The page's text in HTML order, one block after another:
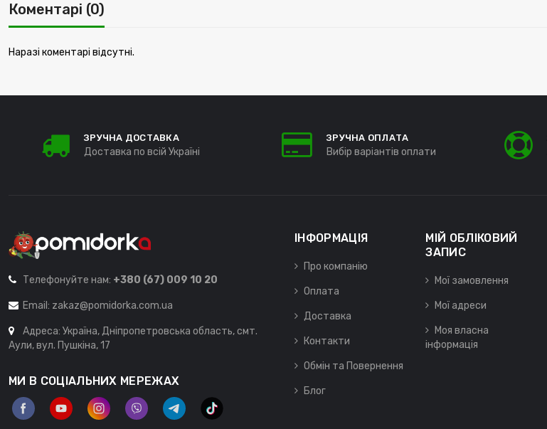
Коментарі (0)
Наразі коментарі відсутні.
ЗРУЧНА ДОСТАВКА
Доставка по всій Україні
ЗРУЧНА ОПЛАТА
Вибір варіантів оплати
Телефонуйте нам: +380 (67) 009 10 20
Email: zakaz@pomidorka.com.ua
Адреса: Україна, Дніпропетровська область, смт.
Аули, вул. Пушкіна, 17
МИ В СОЦІАЛЬНИХ МЕРЕЖАХ
ІНФОРМАЦІЯ
Про компанію
Оплата
Доставка
Контакти
Обмін та Повернення
Блог
МІЙ ОБЛІКОВИЙ
ЗАПИС
Мої замовлення
Мої адреси
Моя власна
інформація